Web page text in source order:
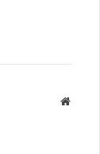
Website